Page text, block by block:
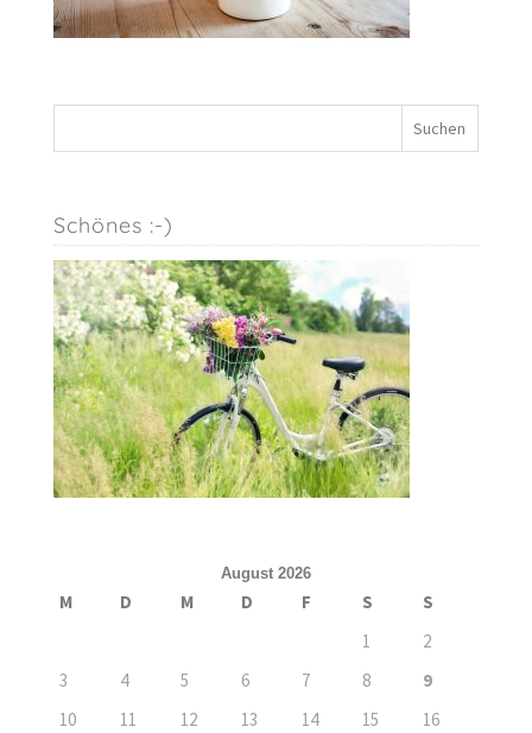
Schönes :-)
August 2026
M D M D F S
S
1
2
3
4 5 6 7 8
9
10
11 12 13 14 15
16